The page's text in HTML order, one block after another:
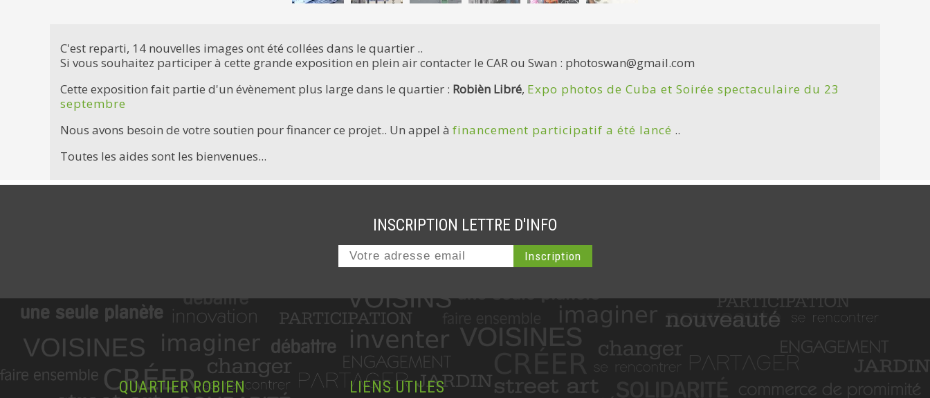
C'est reparti, 14 nouvelles images ont été collées dans le quartier ..
Si vous souhaitez participer à cette grande exposition en plein air contacter le CAR ou Swan : photoswan@gmail.com
Cette exposition fait partie d'un évènement plus large dans le quartier : Robièn Libré, Expo photos de Cuba et Soirée spectaculaire du 23
septembre
Nous avons besoin de votre soutien pour financer ce projet.. Un appel à financement participatif a été lancé ..
Toutes les aides sont les bienvenues...
INSCRIPTION LETTRE D'INFO
QUARTIER ROBIEN LIENS UTILES